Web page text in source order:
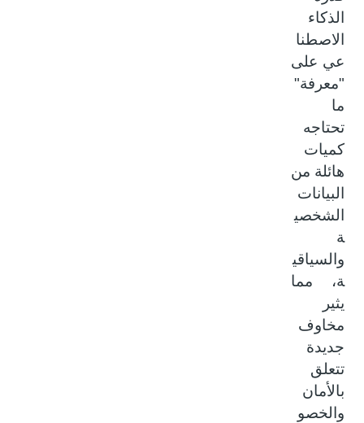
الذكاء
الاصطنا
عي على
"معرفة"
تحتاجه
كميات
هائلة من
البيانات
الشخصي
والسياقي
ة، مما
يثير
مخاوف
جديدة
تتعلق
بالأمان
والخصو